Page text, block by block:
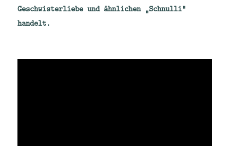
Geschwisterliebe und ähnlichen „Schnulli“
handelt.